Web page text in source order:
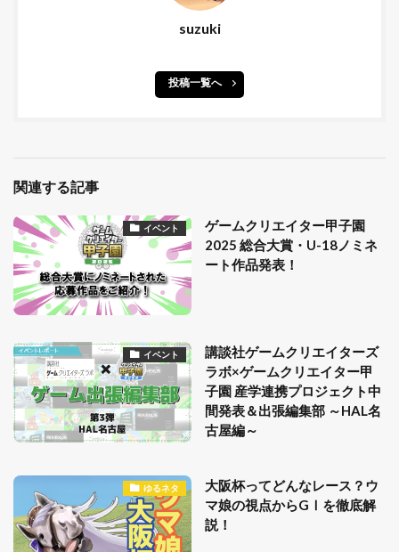
suzuki
投稿一覧へ
関連する記事
イベント
ゲームクリエイター甲子園
2025 総合大賞・U-18ノミネ
ート作品発表！
イベント
講談社ゲームクリエイターズ
ラボ×ゲームクリエイター甲
子園 産学連携プロジェクト中
間発表＆出張編集部 ～HAL名
古屋編～
ゆるネタ
大阪杯ってどんなレース？ウ
マ娘の視点からGⅠを徹底解
説！